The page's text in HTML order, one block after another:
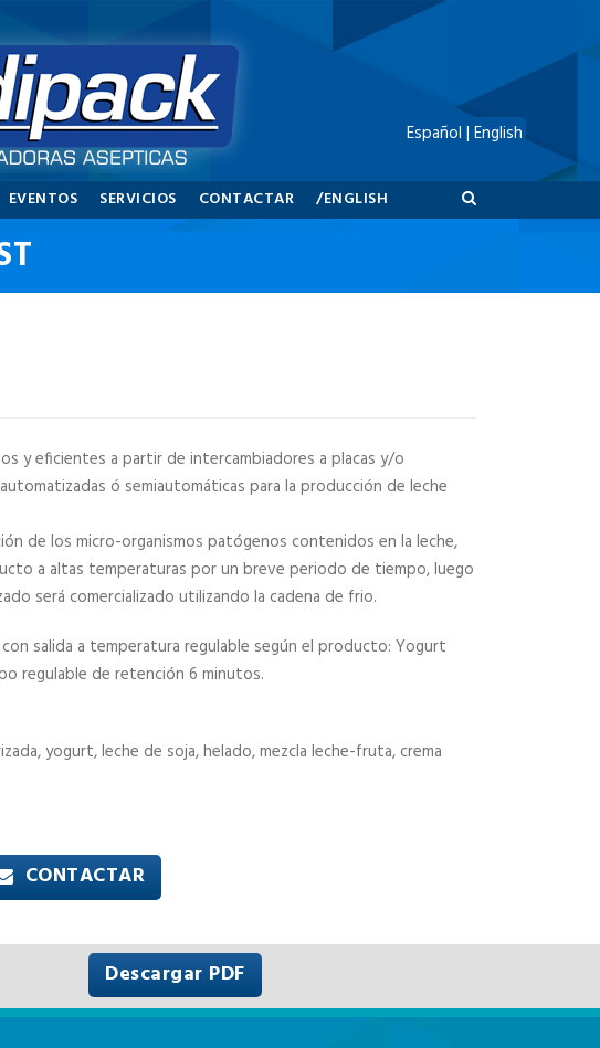
EVENTOS SERVICIOS CONTACTAR /ENGLISH
y eficientes a partir de intercambiadores a placas y/o
ó semiautomáticas para la producción de leche
de los micro-organismos patógenos contenidos en la leche,
a altas temperaturas por un breve periodo de tiempo, luego
será comercializado utilizando la cadena de frio.
salida a temperatura regulable según el producto: Yogurt
regulable de retención 6 minutos.
yogurt, leche de soja, helado, mezcla leche-fruta, crema
CONTACTAR
Descargar PDF
Español | English